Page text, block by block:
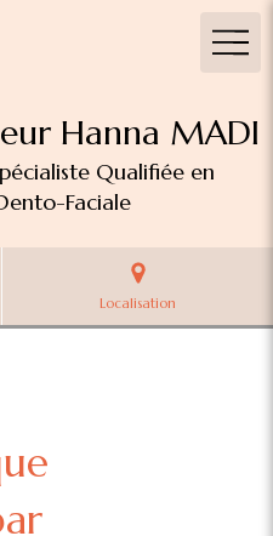
Hanna MADI
Qualifiée en
Faciale
Localisation